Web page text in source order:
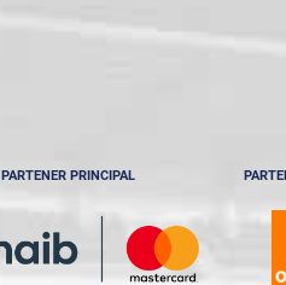
PARTENER PRINCIPAL